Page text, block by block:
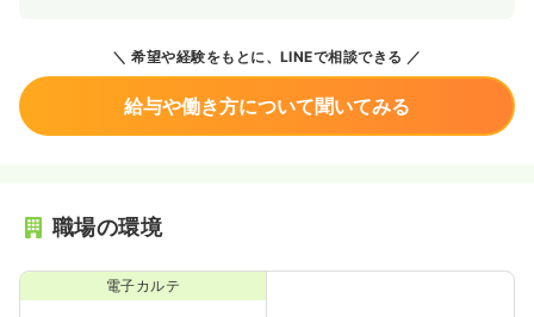
希望や経験をもとに、LINEで相談できる
給与や働き方について聞いてみる
職場の環境
電子カルテ